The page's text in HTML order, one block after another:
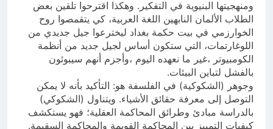
ومنهجيتها البنيوية في التفكير. وهكذا اقترحوا تلقين بعض
الطلاب الألمان النابهين اللغة العربية، كي يتقمصوا روح
الخوارزمي في بيت حكمة بغداد ليخترعوا جيل جديدي من
اللوغارتمات، التي ستكون أساس لجيل جديد من أنظمة
الكومبيوتر ،غير ما نعهده اليوم ،وأجزم أنهم سيبوئون
بالفشل لتباين البيئات.
وجوهر (الشكوكية) في الفلسفة هو: التأكيد بأنه لا يمكن
التوصل إلى معرفة حقائق الأشياء. ويتناول (الشكوكي)
بالدراسة مبادئ وطرائق المحاكمة العقلية؛ فهو يستكشف
كيفيات التمييز بين المحاكمة القويمة والمحاكمة السقيمة.